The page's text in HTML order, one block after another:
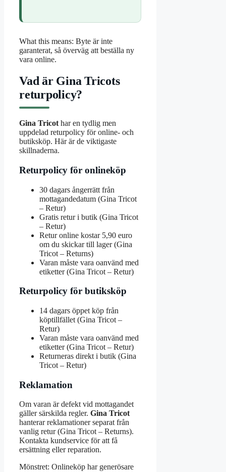
What this means: Byte är inte
garanterat, så överväg att beställa ny
vara online.
Vad är Gina Tricots
returpolicy?
Gina Tricot har en tydlig men
uppdelad returpolicy för online- och
butiksköp. Här är de viktigaste
skillnaderna.
Returpolicy för onlineköp
30 dagars ångerrätt från
mottagandedatum (Gina Tricot
– Retur)
Gratis retur i butik (Gina Tricot
– Retur)
Retur online kostar 5,90 euro
om du skickar till lager (Gina
Tricot – Returns)
Varan måste vara oanvänd med
etiketter (Gina Tricot – Retur)
Returpolicy för butiksköp
14 dagars öppet köp från
köptillfället (Gina Tricot –
Retur)
Varan måste vara oanvänd med
etiketter (Gina Tricot – Retur)
Returneras direkt i butik (Gina
Tricot – Retur)
Reklamation
Om varan är defekt vid mottagandet
gäller särskilda regler. Gina Tricot
hanterar reklamationer separat från
vanlig retur (Gina Tricot – Returns).
Kontakta kundservice för att få
ersättning eller reparation.
Mönstret: Onlineköp har generösare